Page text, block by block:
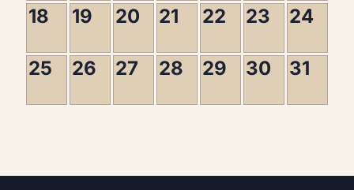
18 19 20 21 22 23 24
25 26 27 28 29 30 31